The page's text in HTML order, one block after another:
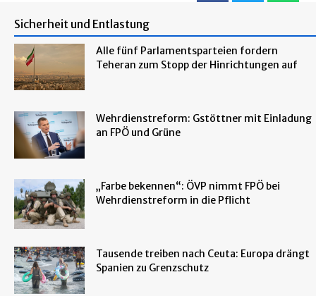
Sicherheit und Entlastung
Alle fünf Parlamentsparteien fordern
Teheran zum Stopp der Hinrichtungen auf
Wehrdienstreform: Gstöttner mit Einladung
an FPÖ und Grüne
„Farbe bekennen“: ÖVP nimmt FPÖ bei
Wehrdienstreform in die Pflicht
Tausende treiben nach Ceuta: Europa drängt
Spanien zu Grenzschutz